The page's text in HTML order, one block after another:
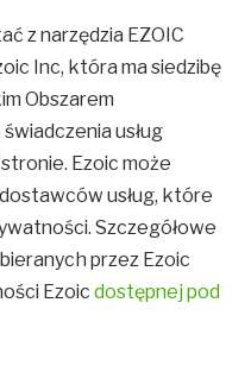
z narzędzia EZOIC
Inc, która ma siedzibę
Obszarem
usług
Ezoic może
usług, które
Szczegółowe
przez Ezoic
Ezoic dostępnej pod